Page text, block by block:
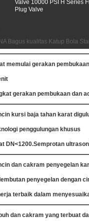
memulai gerakan
gerakan pembukaan dan
kursi baja tahan karat
penggulungan khusus
DN<1200.Semprotan
dan cakram penyegelan
penyegelan dengan
terbaik dalam
dan cakram yang terbuat
Valve 10000 PSI H Series
Plug Valve
Bagus kualitas Katup Bola